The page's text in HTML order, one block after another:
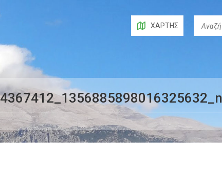
ΧΆΡΤΗΣ